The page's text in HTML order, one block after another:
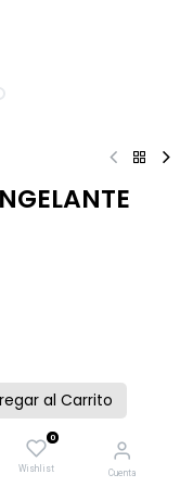
al Carrito
0
Wishlist Cuenta
Comprar ahora